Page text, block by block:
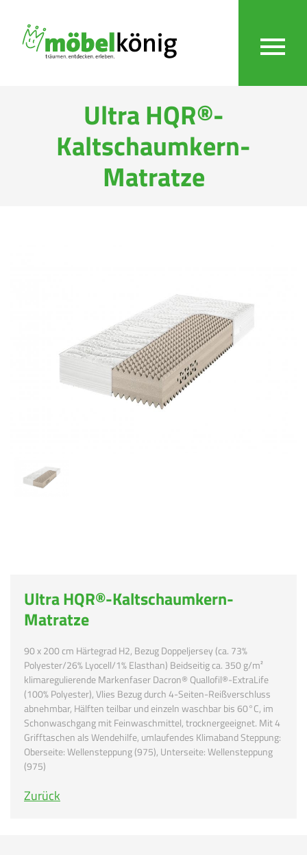
Ultra HQR®-
Kaltschaumkern-
Matratze
Ultra HQR®-Kaltschaumkern-
Matratze
90 x 200 cm Härtegrad H2, Bezug Doppeljersey (ca. 73%
Polyester/26% Lyocell/1% Elasthan) Beidseitig ca. 350 g/m²
klimaregulierende Markenfaser Dacron® Quallofil®-ExtraLife
(100% Polyester), Vlies Bezug durch 4-Seiten-Reißverschluss
abnehmbar, Hälften teilbar und einzeln waschbar bis 60°C, im
Schonwaschgang mit Feinwaschmittel, trocknergeeignet. Mit 4
Grifftaschen als Wendehilfe, umlaufendes Klimaband Steppung:
Oberseite: Wellensteppung (975), Unterseite: Wellensteppung
(975)
Zurück